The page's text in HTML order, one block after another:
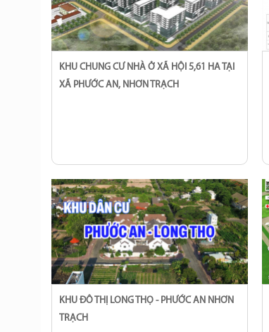
KHU CHUNG CƯ NHÀ Ở XÃ HỘI 5,61 HA TẠI
XÃ PHƯỚC AN, NHƠN TRẠCH
KHU ĐÔ THỊ LONG THỌ - PHƯỚC AN NHƠN
TRẠCH